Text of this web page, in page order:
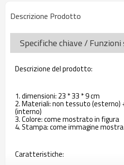
Descrizione Prodotto
Specifiche chiave / Funzioni
Descrizione del prodotto:
1. dimensioni: 23 * 33 * 9 cm
2. Materiali: non tessuto
(interno)
3. Colore: come mostrato in figura
4. Stampa: come immagine mostra
Caratteristiche: